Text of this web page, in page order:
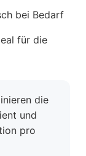
bei Bedarf
für die
die
und
pro